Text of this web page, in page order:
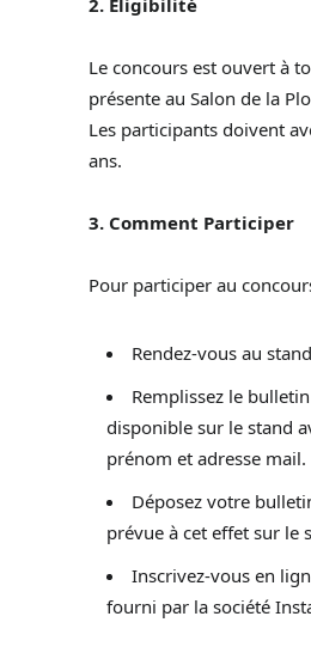
Le concours est ouvert à
présente au Salon de la
Les participants doivent
ans.
3. Comment Participer
Pour participer au
Rendez-vous au
Remplissez le
disponible sur le stand
prénom et adresse mail.
Déposez votre
prévue à cet effet sur le
Inscrivez-vous en
fourni par la société